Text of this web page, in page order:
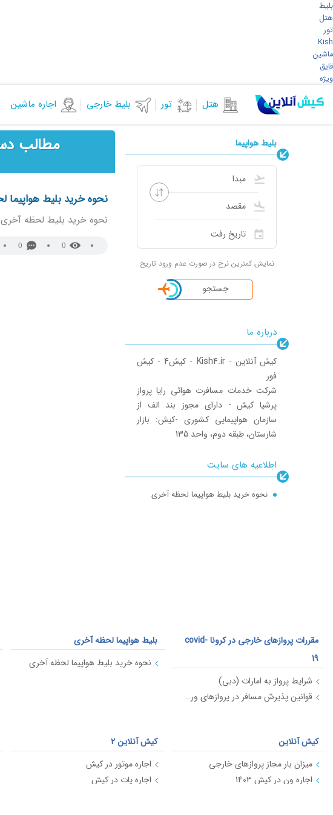
بلیط
هتل
تور
Kish
ماشین
قایق
ویژه
هتل تور بلیط خارجی اجاره ماشین
بلیط هواپیما
نمایش کمترین نرخ در صورت عدم ورود تاریخ
جستجو
درباره ما
‎کیش آنلاین - Kish4.ir - کیش4 - کیش
فور
‎شرکت خدمات مسافرت هوائی رایا پرواز
پرشیا کیش - دارای مجوز بند الف از
سازمان هواپیمایی کشوری ‎-کیش: بازار
شارستان، طبقه دوم، واحد 135
اطلاعیه های سایت
نحوه خرید بلیط هواپیما لحظه آخری
مطالب
نحوه خرید بلیط هواپیما
نحوه خرید بلیط لحظه آخری
0
0
مقررات پروازهای خارجی در کرونا covid-
19
شرایط پرواز به امارات (دبی)
قوانین پذیرش مسافر در پروازهای ورودی به ایران (کرونا)
بلیط هواپیما لحظه آخری
نحوه خرید بلیط هواپیما لحظه آخری
کیش آنلاین
میزان بار مجاز پروازهای خارجی
اجاره ون در کیش 1403
کیش آنلاین 2
اجاره موتور در کیش
اجاره یات در کیش